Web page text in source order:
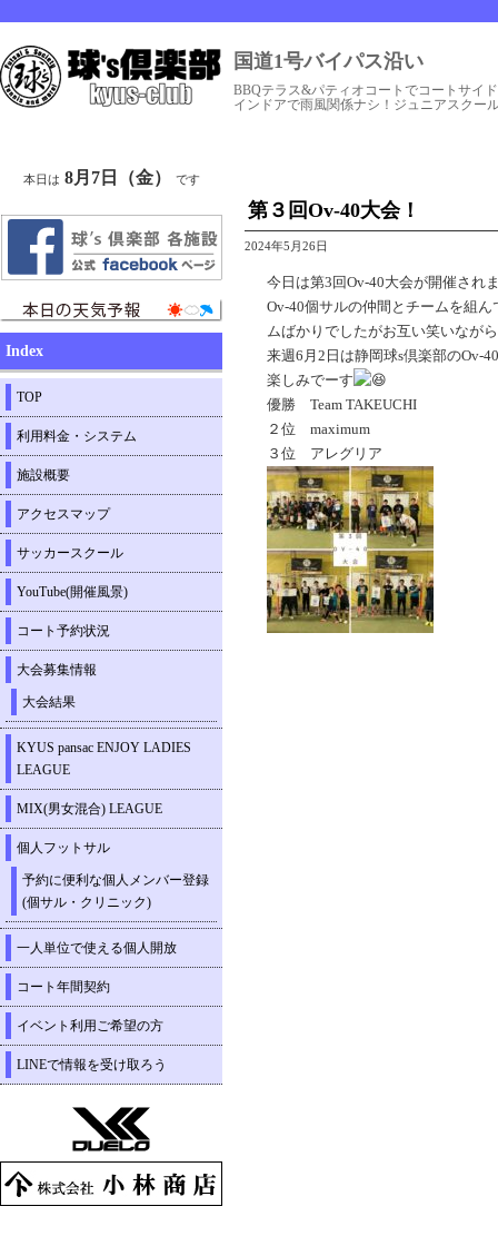
国道1号バイパス沿い
BBQテラス&パティオコートでコートサイ
インドアで雨風関係ナシ！ジュニアスクー
第３回Ov-40大会！
2024年5月26日
今日は第3回Ov-40大会が開催され
Ov-40個サルの仲間とチームを組
ムばかりでしたがお互い笑いなが
来週6月2日は静岡球s倶楽部のOv-
楽しみでーす
優勝 Team TAKEUCHI
２位 maximum
３位 アレグリア
本日は 8月7日（金） です
Index
TOP
利用料金・システム
施設概要
アクセスマップ
サッカースクール
YouTube(開催風景)
コート予約状況
大会募集情報
大会結果
KYUS pansac ENJOY LADIES
LEAGUE
MIX(男女混合) LEAGUE
個人フットサル
予約に便利な個人メンバー登録
(個サル・クリニック)
一人単位で使える個人開放
コート年間契約
イベント利用ご希望の方
LINEで情報を受け取ろう